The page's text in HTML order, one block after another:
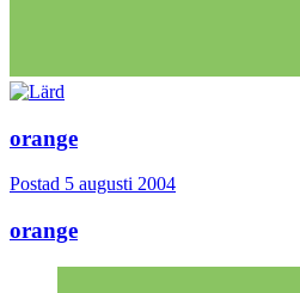
orange
Postad 5 augusti 2004
orange